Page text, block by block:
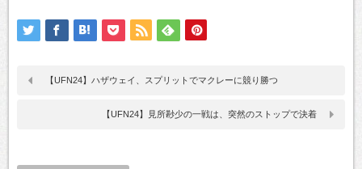
【UFN24】ハザウェイ、スプリットでマクレーに競り勝つ
【UFN24】見所尠少の一戦は、突然のストップで決着